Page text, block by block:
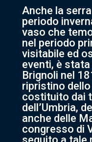
Anche la
periodo
vaso che
nel periodo
visitabile ed
eventi, è
Brignoli nel
ripristino
costituito dai
dell’Umbria,
anche delle
congresso di